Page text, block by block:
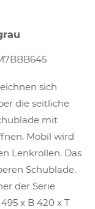
sich
die seitliche
mit
Mobil wird
Lenkrollen. Das
Schublade.
der Serie
x B 420 x T